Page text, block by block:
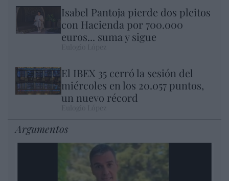
Isabel Pantoja pierde dos pleitos
con Hacienda por 700.000
euros... suma y sigue
El IBEX 35 cerró la sesión del
miércoles en los 20.057 puntos,
un nuevo récord
Argumentos